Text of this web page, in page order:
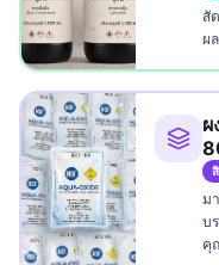
สั
ผ
ผ
ม
บ
คุ